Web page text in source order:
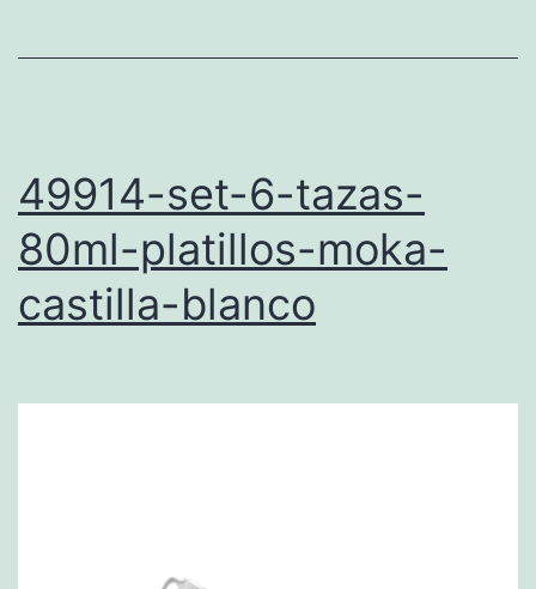
49914-set-6-tazas-
80ml-platillos-moka-
castilla-blanco